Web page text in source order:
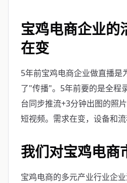
宝鸡电商企业的
在变
5年前宝鸡电商企业做直播是
了"传播"。5年前要的是全程
台同步推流+3分钟出图的照
短视频。需求在变，设备和流
我们对宝鸡电商
宝鸡电商的多元产业行业企